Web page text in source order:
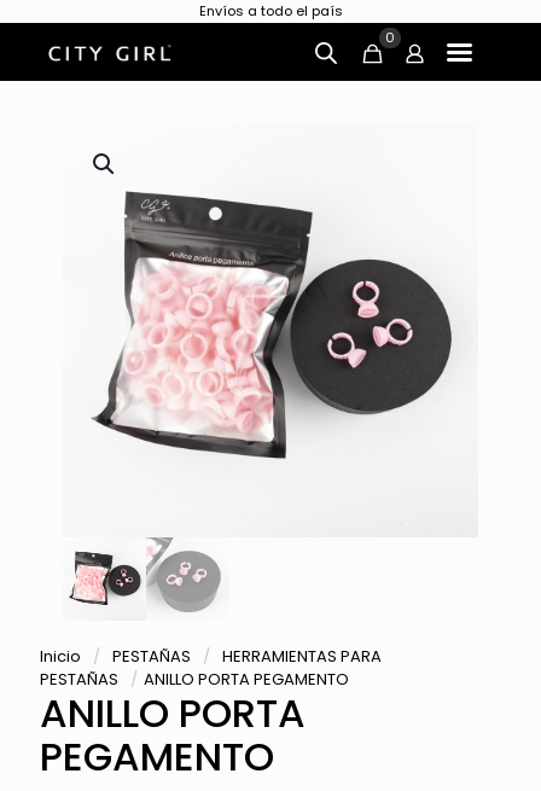
Envíos a todo el país
0
Inicio / PESTAÑAS / HERRAMIENTAS PARA
PESTAÑAS
/ ANILLO PORTA PEGAMENTO
ANILLO PORTA
PEGAMENTO